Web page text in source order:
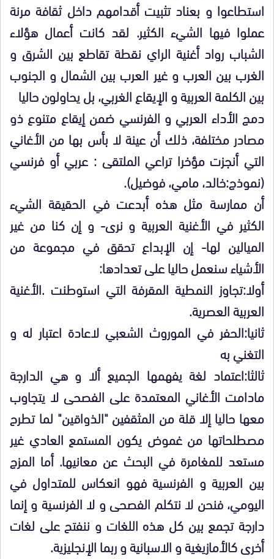
استطاعوا و بعناد تثبيت أقدامهم داخل ثقافة مرنة
عملوا فيها الشيء الكثير. لقد كانت أعمال هؤلاء
الشباب رواد أغنية الراي نقطة تقاطع بين الشرق و
الغرب بين العرب و غير العرب بين الشمال و الجنوب
بين الكلمة العربية و الإيقاع الغربي، بل يحاولون حاليا
دمج الأداء العربي و الفرنسي ضمن إيقاع متنوع ذو
مصادر مختلفة، ذلك أن عينة لا بأس بها من الأغاني
التي أنجزت مؤخرا تراعي الملتقى : عربي أو فرنسي
(نموذج:خالد، مامي، فوضيل).
أن ممارسة مثل هذه أبدعت في الحقيقة الشيء
الكثير في الأغنية العربية و نرى- و إن كنا من غير
الميالين لها- إن الإبداع تحقق في مجموعة من
الأشياء سنعمل حاليا على تعدادها:
أولا:تجاوز النمطية المقرفة التي استوطنت .الأغنية
العربية العصرية.
ثانيا:الحفر في الموروث الشعبي لاعادة اعتبار له و
التغني به
ثالثا:اعتماد لغة يفهمها الجميع ألا و هي الدارجة
مادامت الأغاني المعتمدة على الفصحى لا يتجاوب
معها حاليا إلا قلة من المثقفين "الذواقين" لما تطرح
مصطلحاتها من غموض يكون المستمع العادي غير
مستعد للمغامرة في البحث عن معانيها. أما المزج
بين العربية و الفرنسية فهو انعكاس للمتداول في
اليومي، فنحن لا نتكلم الفصحى و لا الفرنسية و إنما
دارجة تجمع بين كل هذه اللغات و ننفتح على لغات
أخرى كالأمازيغية و الاسبانية و ربما الإنجليزية.